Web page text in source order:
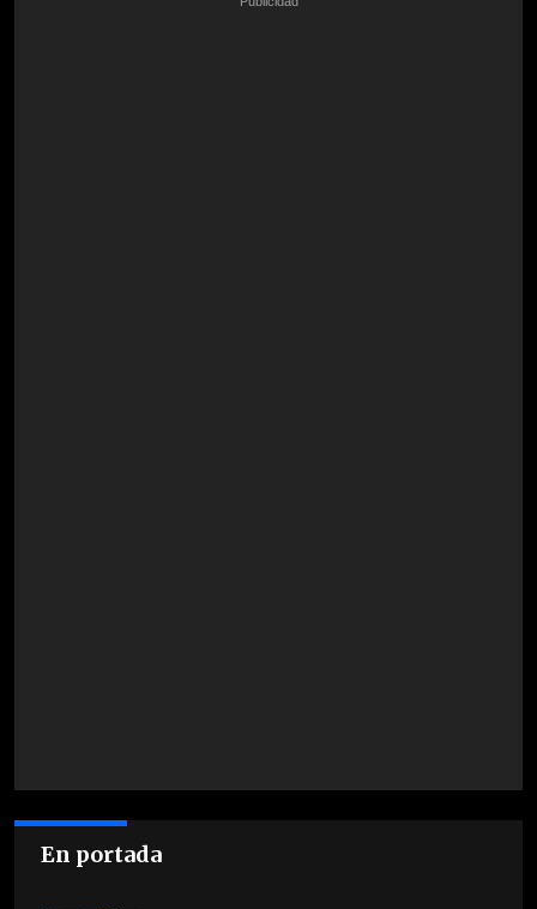
En portada